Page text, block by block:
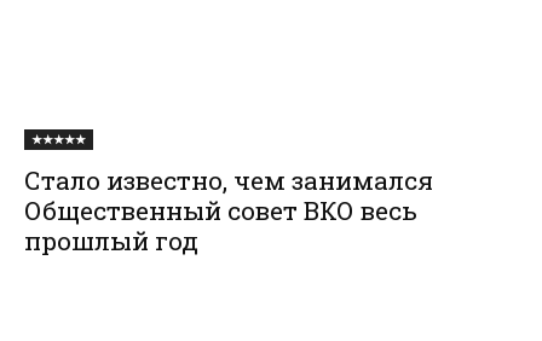
★★★★★
Стало известно, чем занимался
Общественный совет ВКО весь
прошлый год